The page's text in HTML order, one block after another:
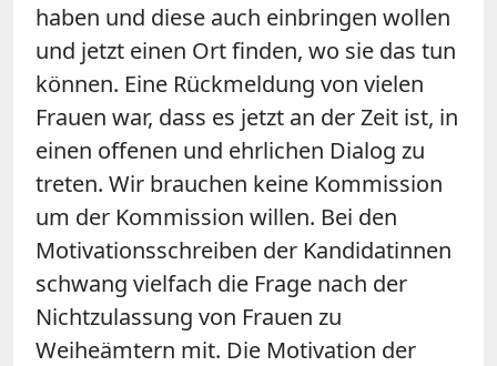
haben und diese auch einbringen wollen
und jetzt einen Ort finden, wo sie das tun
können. Eine Rückmeldung von vielen
Frauen war, dass es jetzt an der Zeit ist, in
einen offenen und ehrlichen Dialog zu
treten. Wir brauchen keine Kommission
um der Kommission willen. Bei den
Motivationsschreiben der Kandidatinnen
schwang vielfach die Frage nach der
Nichtzulassung von Frauen zu
Weiheämtern mit. Die Motivation der